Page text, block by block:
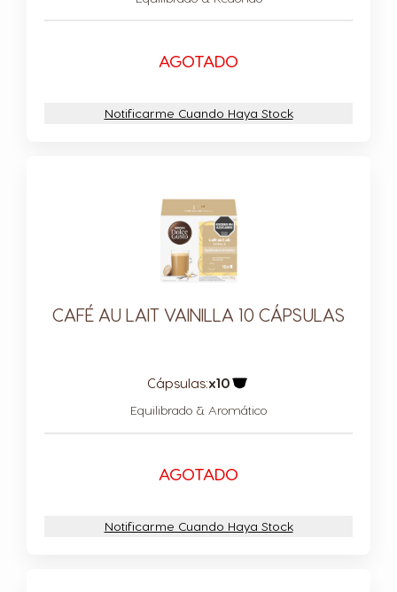
AGOTADO
Notificarme Cuando Haya Stock
CAFÉ AU LAIT VAINILLA 10 CÁPSULAS
Cápsulas:x10
Equilibrado & Aromático
AGOTADO
Notificarme Cuando Haya Stock